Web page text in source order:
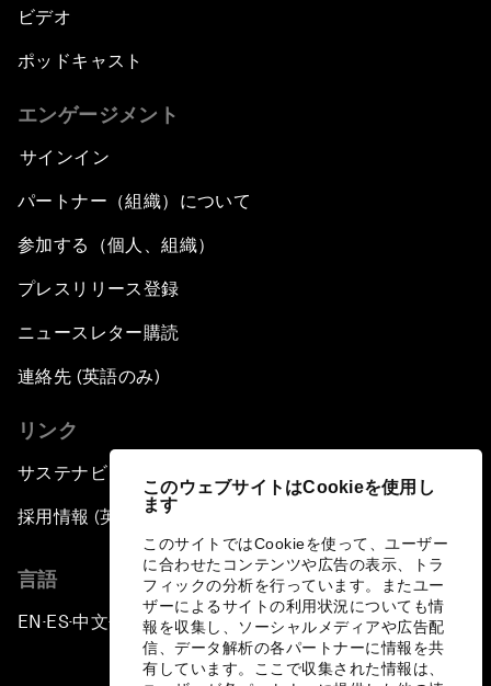
このウェブサイトはCookieを使用し
ます
このサイトではCookieを使って、ユーザー
に合わせたコンテンツや広告の表示、トラ
フィックの分析を行っています。またユー
ザーによるサイトの利用状況についても情
報を収集し、ソーシャルメディアや広告配
信、データ解析の各パートナーに情報を共
有しています。ここで収集された情報は、
ビデオ
ポッドキャスト
エンゲージメント
サインイン
パートナー（組織）について
参加する（個人、組織）
プレスリリース登録
ニュースレター購読
連絡先 (英語のみ)
リンク
サステナビリティへの取り組み
採用情報 (英語のみ)
言語
EN ▪ES▪中文▪ 日本語